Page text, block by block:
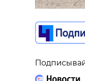
27 мая, 13:31